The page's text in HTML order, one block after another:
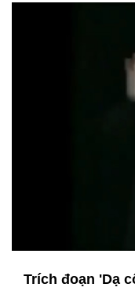
Trích đoạn 'Dạ